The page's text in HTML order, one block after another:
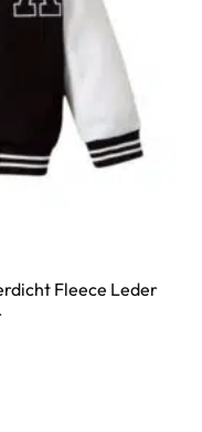
Fleece Leder